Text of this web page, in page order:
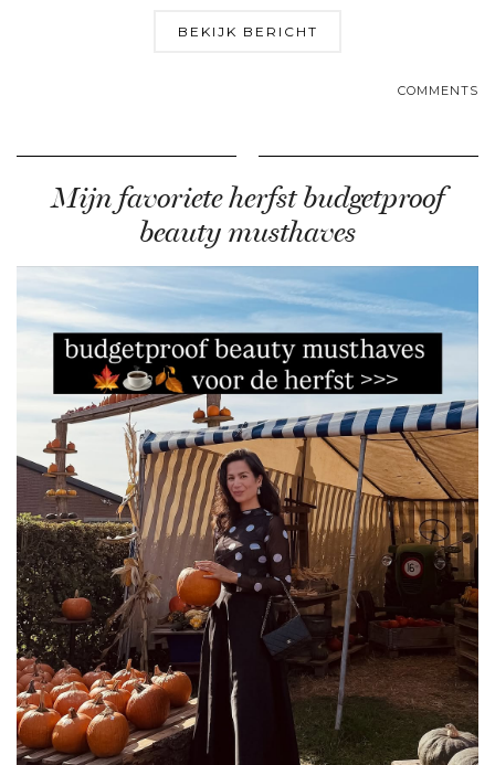
BEKIJK BERICHT
COMMENTS
Mijn favoriete herfst budgetproof
beauty musthaves